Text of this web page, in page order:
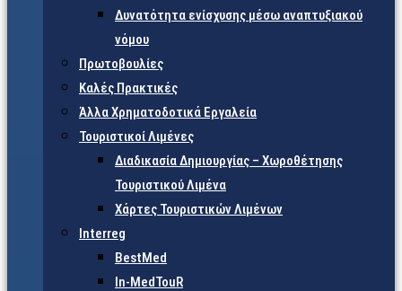
Δυνατότητα ενίσχυσης μέσω αναπτυξιακού
νόμου
Πρωτοβουλίες
Καλές Πρακτικές
Άλλα Χρηματοδοτικά Εργαλεία
Τουριστικοί Λιμένες
Διαδικασία Δημιουργίας – Χωροθέτησης
Τουριστικού Λιμένα
Χάρτες Τουριστικών Λιμένων
Interreg
BestMed
In-MedTouR